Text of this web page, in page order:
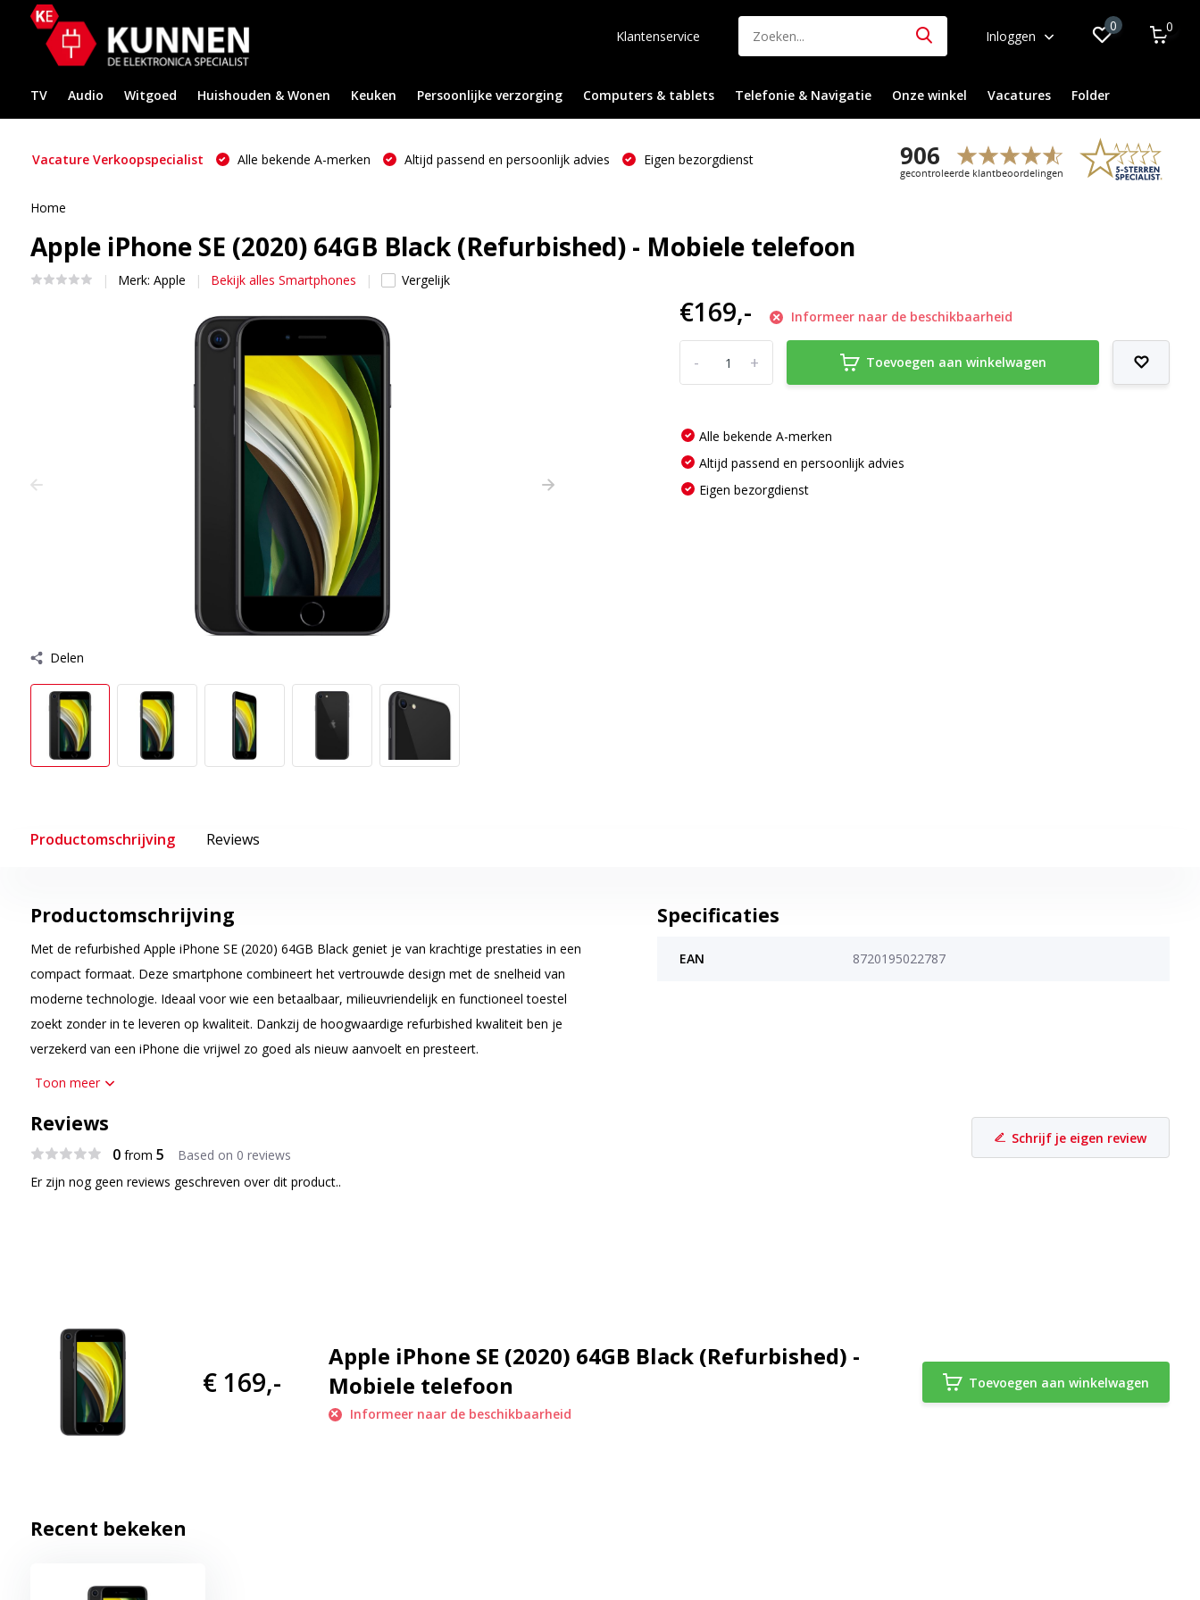
Klantenservice Inloggen
0 0
TV Audio Witgoed Huishouden & Wonen Keuken Persoonlijke verzorging Computers & tablets Telefonie & Navigatie Onze winkel Vacatures Folder
Vacature Verkoopspecialist Alle bekende A-merken Altijd passend en persoonlijk advies Eigen bezorgdienst
Home
Apple iPhone SE (2020) 64GB Black (Refurbished) - Mobiele telefoon
Merk: Apple Bekijk alles Smartphones Vergelijk
Delen
€169,- Informeer naar de beschikbaarheid
+
- Toevoegen aan winkelwagen
Alle bekende A-merken
Altijd passend en persoonlijk advies
Eigen bezorgdienst
Productomschrijving Reviews
Productomschrijving
Met de refurbished Apple iPhone SE (2020) 64GB Black geniet je van krachtige prestaties in een
compact formaat. Deze smartphone combineert het vertrouwde design met de snelheid van
moderne technologie. Ideaal voor wie een betaalbaar, milieuvriendelijk en functioneel toestel
zoekt zonder in te leveren op kwaliteit. Dankzij de hoogwaardige refurbished kwaliteit ben je
verzekerd van een iPhone die vrijwel zo goed als nieuw aanvoelt en presteert.
Tijdloos design en krachtige prestaties
De iPhone SE (2020) heeft een herkenbaar design met een 4,7-inch Retina HD-display. Dit scherm
motorkap vind je de krachtige A13 Bionic-chip, dezelfde als in de iPhone 11-serie. Hierdoor draaien
apps soepel en worden zware taken moeiteloos uitgevoerd.
Refurbished betekent dat de telefoon professioneel is gereviseerd en getest op kwaliteit. Dit
maakt de iPhone SE een duurzame keuze voor wie het milieu wil ontzien. Het toestel is schoon,
goed functionerend en vrij van gebruikerssporen. Met een refurbished model geniet je van
dezelfde Apple-ervaring, maar tegen een fractie van de nieuwprijs.
Opslagcapaciteit: 64GB, geschikt voor dagelijks gebruik.
Beveiliging: Touch ID voor snelle ontgrendeling.
Toon meer
Specificaties
EAN 8720195022787
Reviews
0from 5 Based on 0 reviews
Schrijf je eigen review
Er zijn nog geen reviews geschreven over dit product..
€ 169,-
Apple iPhone SE (2020) 64GB Black (Refurbished) -
Mobiele telefoon
Informeer naar de beschikbaarheid
Toevoegen aan winkelwagen
Recent bekeken